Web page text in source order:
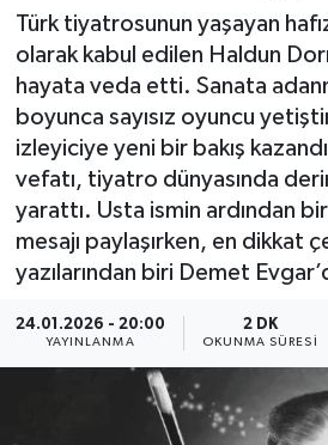
Türk tiyatrosunun yaşayan
olarak kabul edilen Haldun
hayata veda etti. Sanata
boyunca sayısız oyuncu
izleyiciye yeni bir bakış
vefatı, tiyatro dünyasında
yarattı. Usta ismin ardından
mesajı paylaşırken, en dikkat
yazılarından biri Demet
24.01.2026 - 20:00
YAYINLANMA
2 DK
OKUNMA SÜRESI
EĞİTİM
MAGAZİN
Haber Arşivi